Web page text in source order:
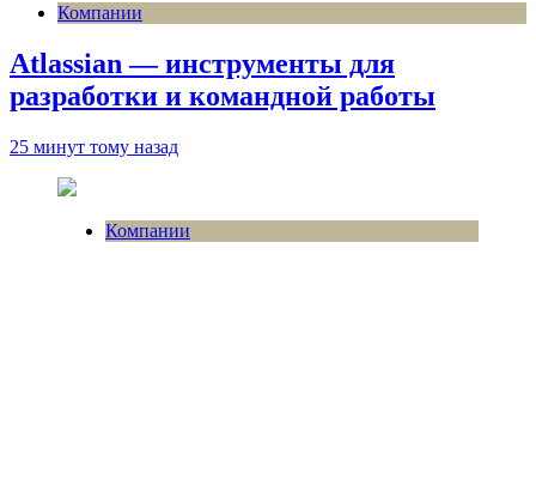
Компании
Atlassian — инструменты для
разработки и командной работы
25 минут тому назад
Компании